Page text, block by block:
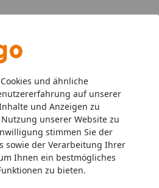
und ähnliche
auf unserer
und Anzeigen zu
unserer Website zu
stimmen Sie der
sowie der Verarbeitung Ihrer
Ihnen ein bestmögliches
zu bieten.